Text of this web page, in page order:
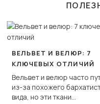
ВЕЛЬВЕТ И ВЕЛЮР: 7
КЛЮЧЕВЫХ ОТЛИЧИЙ
Вельвет и велюр часто
из-за похожего
вида, но эти ткани